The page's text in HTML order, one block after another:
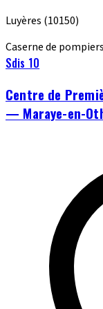
Luyères (10150)
Caserne de pompiers
Sdis 10
Centre de
— Maraye-en-